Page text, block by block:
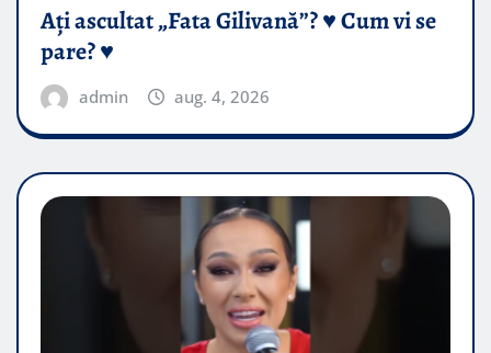
Ați ascultat „Fata Gilivană”? ♥️ Cum vi se
pare? ♥️
admin aug. 4, 2026